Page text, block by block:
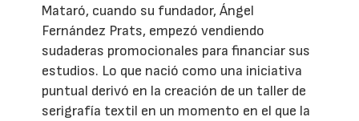
Mataró, cuando su fundador, Ángel
Fernández Prats, empezó vendiendo
sudaderas promocionales para financiar sus
estudios. Lo que nació como una iniciativa
puntual derivó en la creación de un taller de
serigrafía textil en un momento en el que la